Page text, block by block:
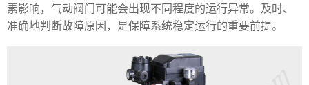
素影响，气动阀门可能会出现不同程度的运行异常。及时、
准确地判断故障原因，是保障系统稳定运行的重要前提。